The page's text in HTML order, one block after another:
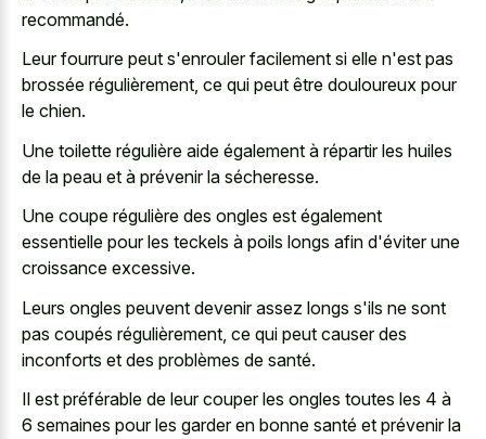
recommandé.
Leur fourrure peut s'enrouler facilement si elle n'est pas
brossée régulièrement, ce qui peut être douloureux pour
le chien.
Une toilette régulière aide également à répartir les huiles
de la peau et à prévenir la sécheresse.
Une coupe régulière des ongles est également
essentielle pour les teckels à poils longs afin d'éviter une
croissance excessive.
Leurs ongles peuvent devenir assez longs s'ils ne sont
pas coupés régulièrement, ce qui peut causer des
inconforts et des problèmes de santé.
Il est préférable de leur couper les ongles toutes les 4 à
6 semaines pour les garder en bonne santé et prévenir la